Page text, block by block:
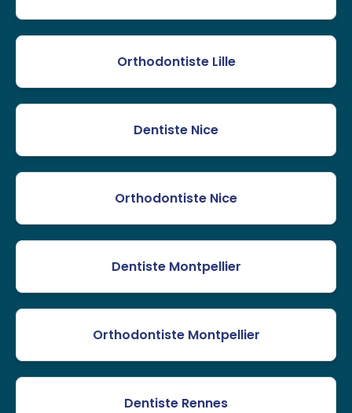
Orthodontiste Lille
Dentiste Nice
Orthodontiste Nice
Dentiste Montpellier
Orthodontiste Montpellier
Dentiste Rennes